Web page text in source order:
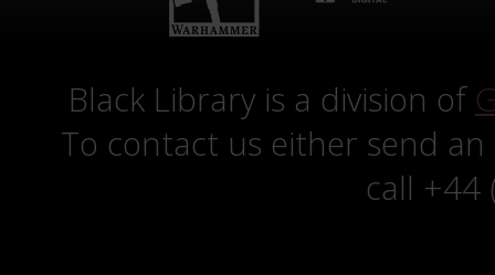
Black Library is a division of
To contact us either send
call +44